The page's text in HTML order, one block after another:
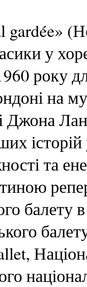
gardée»
у
року
на
Джона
та
балету